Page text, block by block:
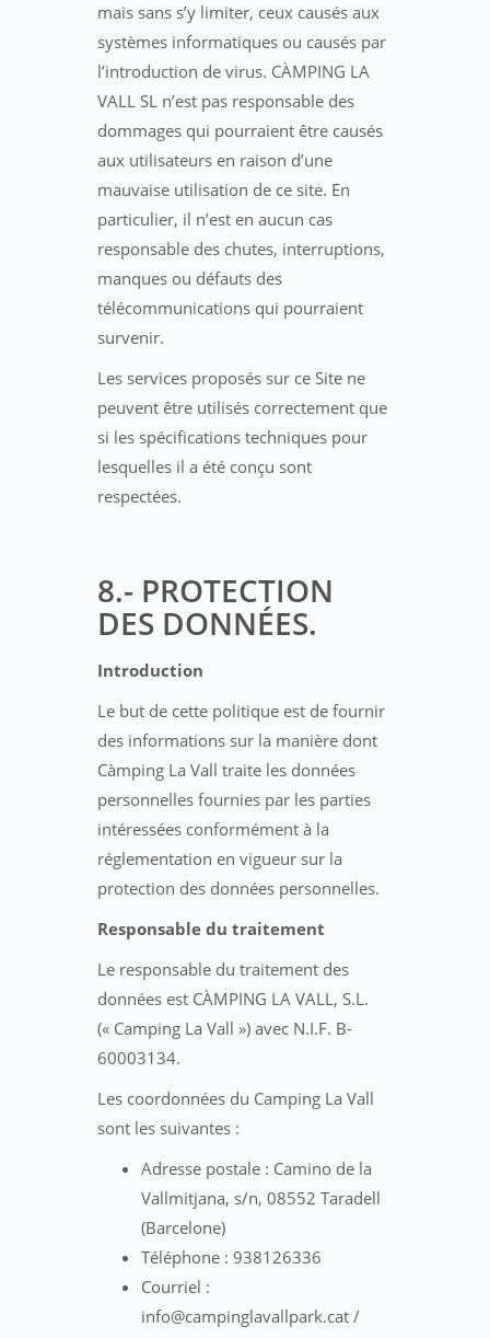
mais sans s’y limiter, ceux causés aux
systèmes informatiques ou causés par
l’introduction de virus. CÀMPING LA
VALL SL n’est pas responsable des
dommages qui pourraient être causés
aux utilisateurs en raison d’une
mauvaise utilisation de ce site. En
particulier, il n’est en aucun cas
responsable des chutes, interruptions,
manques ou défauts des
télécommunications qui pourraient
survenir.
Les services proposés sur ce Site ne
peuvent être utilisés correctement que
si les spécifications techniques pour
lesquelles il a été conçu sont
respectées.
8.- PROTECTION
DES DONNÉES.
Introduction
Le but de cette politique est de fournir
des informations sur la manière dont
Càmping La Vall traite les données
personnelles fournies par les parties
intéressées conformément à la
réglementation en vigueur sur la
protection des données personnelles.
Responsable du traitement
Le responsable du traitement des
données est CÀMPING LA VALL, S.L.
(« Camping La Vall ») avec N.I.F. B-
60003134.
Les coordonnées du Camping La Vall
sont les suivantes :
Adresse postale : Camino de la
Vallmitjana, s/n, 08552 Taradell
(Barcelone)
Téléphone : 938126336
Courriel :
info@campinglavallpark.cat /